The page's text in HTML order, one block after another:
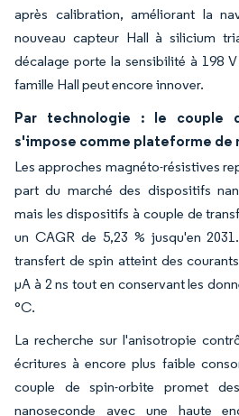
après calibration, améliorant la
nouveau capteur Hall à silicium
décalage porte la sensibilité à 198 V
famille Hall peut encore innover.
Par technologie : le couple
s'impose comme plateforme de
Les approches magnéto-résistives
part du marché des dispositifs
mais les dispositifs à couple de
un CAGR de 5,23 % jusqu'en
transfert de spin atteint des
µA à 2 ns tout en conservant les
°C.
La recherche sur l'anisotropie
écritures à encore plus faible
couple de spin-orbite promet
nanoseconde avec une haute